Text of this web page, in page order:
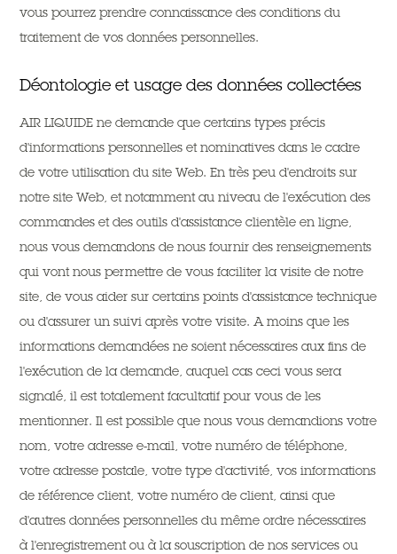
vous pourrez prendre connaissance des conditions du
traitement de vos données personnelles.
Déontologie et usage des données collectées
AIR LIQUIDE ne demande que certains types précis
d'informations personnelles et nominatives dans le cadre
de votre utilisation du site Web. En très peu d'endroits sur
notre site Web, et notamment au niveau de l'exécution des
commandes et des outils d'assistance clientèle en ligne,
nous vous demandons de nous fournir des renseignements
qui vont nous permettre de vous faciliter la visite de notre
site, de vous aider sur certains points d'assistance technique
ou d'assurer un suivi après votre visite. A moins que les
informations demandées ne soient nécessaires aux fins de
l'exécution de la demande, auquel cas ceci vous sera
signalé, il est totalement facultatif pour vous de les
mentionner. Il est possible que nous vous demandions votre
nom, votre adresse e-mail, votre numéro de téléphone,
votre adresse postale, votre type d'activité, vos informations
de référence client, votre numéro de client, ainsi que
d'autres données personnelles du même ordre nécessaires
à l'enregistrement ou à la souscription de nos services ou